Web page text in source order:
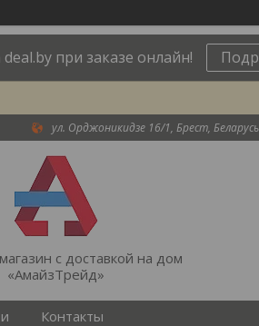
при заказе онлайн!
ул. Орджоникидзе 16/1, Брест, Беларусь
с доставкой на дом
«АмайзТрейд»
Контакты